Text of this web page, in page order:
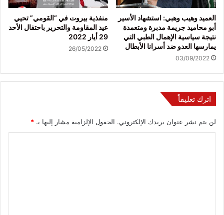
العميد وهيب وهبي: استشهاد الأسير
أبو محاميد جريمة مدبرة ومتعمدة
نتيجة سياسية الإهمال الطبي التي
يمارسها العدو ضد أسرانا الأبطال
03/09/2022
منفذية بيروت في “القومي” تحيي
عيد المقاومة والتحرير باحتفال الأحد
29 أيار 2022
26/05/2022
اترك تعليقاً
لن يتم نشر عنوان بريدك الإلكتروني. الحقول الإلزامية مشار إليها بـ *